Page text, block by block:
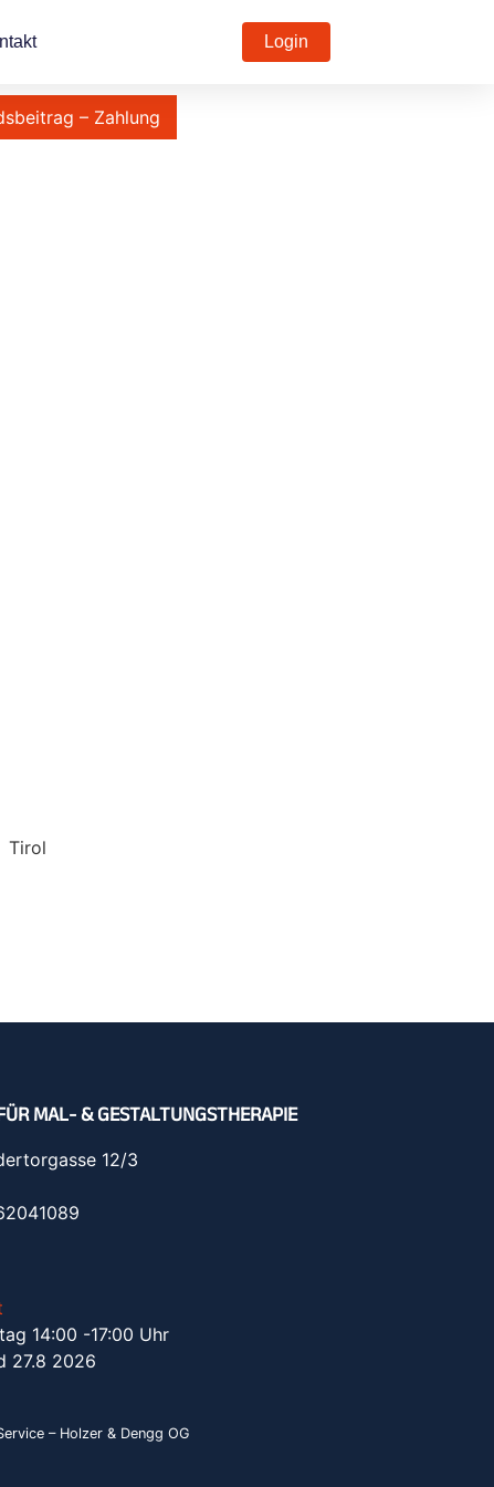
Login
– Zahlung
Tirol
MAL- & GESTALTUNGSTHERAPIE
12/3
14:00 -17:00 Uhr
27.8 2026
– Holzer & Dengg OG